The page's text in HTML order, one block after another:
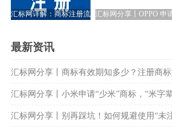
汇标网详解：商标注册流程及费用，早注册！早享
汇标网分享丨OPPO 申
最新资讯
汇标网分享丨商标有效期知多少？注册商
汇标网分享丨小米申请“少米”商标，“米字
汇标网分享丨别再踩坑！如何规避使用“未